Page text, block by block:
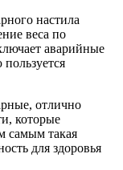
настила
веса по
аварийные
отлично
которые
самым такая
для здоровья